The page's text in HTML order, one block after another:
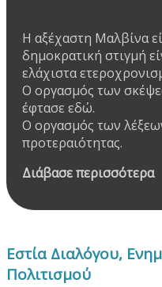
Η αξέχαστη Μαλβίνα
δημοκρατική στιγμή
ελάχιστα
Ο οργασμός των
έφτασε εδώ.
Ο οργασμός των
προτεραιότητας.
Διάβασε περισσότερα
Εστία Διαλόγου,
Πολιτισμού